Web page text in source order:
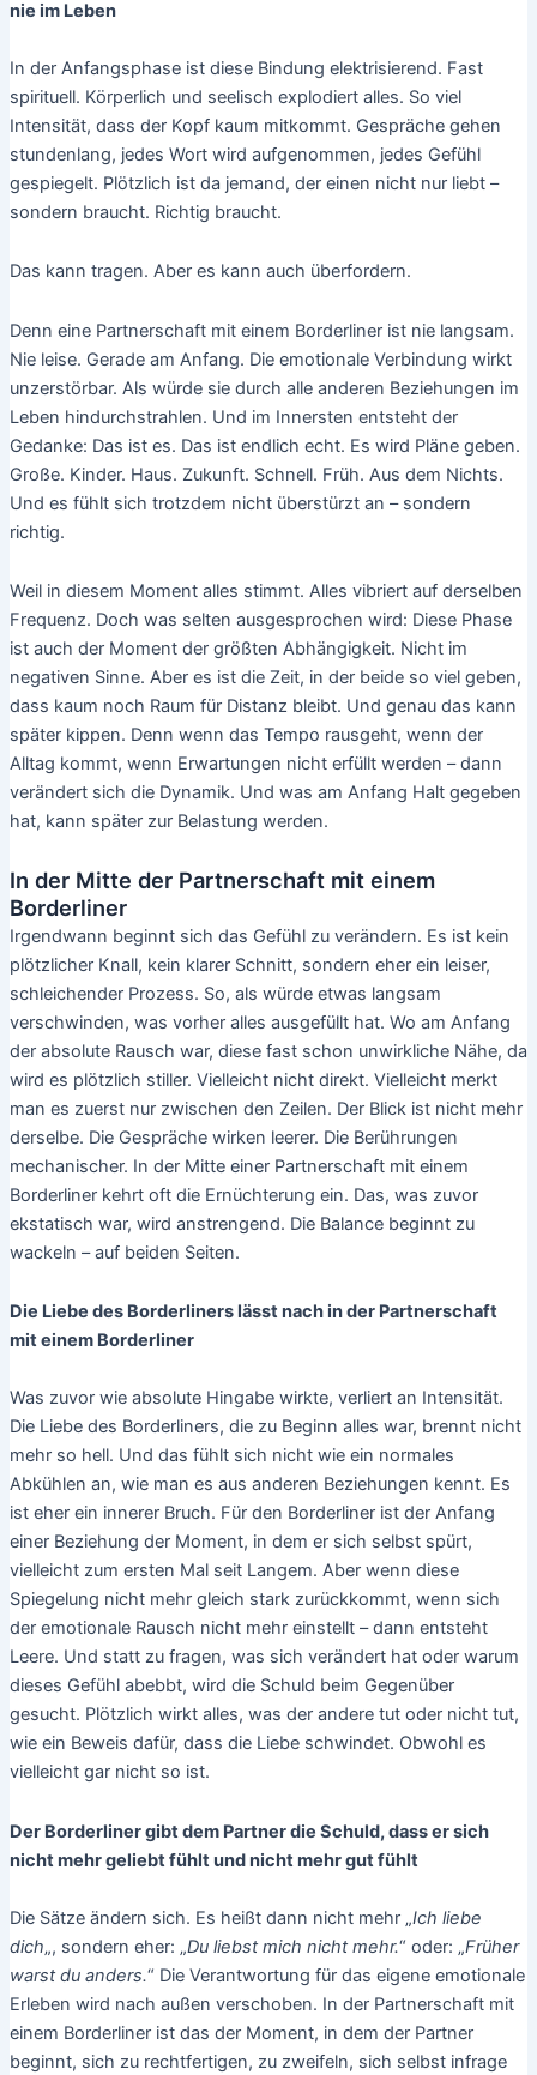
nie im Leben
In der Anfangsphase ist diese Bindung elektrisierend. Fast
spirituell. Körperlich und seelisch explodiert alles. So viel
Intensität, dass der Kopf kaum mitkommt. Gespräche gehen
stundenlang, jedes Wort wird aufgenommen, jedes Gefühl
gespiegelt. Plötzlich ist da jemand, der einen nicht nur liebt –
sondern braucht. Richtig braucht.
Das kann tragen. Aber es kann auch überfordern.
Denn eine Partnerschaft mit einem Borderliner ist nie langsam.
Nie leise. Gerade am Anfang. Die emotionale Verbindung wirkt
unzerstörbar. Als würde sie durch alle anderen Beziehungen im
Leben hindurchstrahlen. Und im Innersten entsteht der
Gedanke: Das ist es. Das ist endlich echt. Es wird Pläne geben.
Große. Kinder. Haus. Zukunft. Schnell. Früh. Aus dem Nichts.
Und es fühlt sich trotzdem nicht überstürzt an – sondern
richtig.
Weil in diesem Moment alles stimmt. Alles vibriert auf derselben
Frequenz. Doch was selten ausgesprochen wird: Diese Phase
ist auch der Moment der größten Abhängigkeit. Nicht im
negativen Sinne. Aber es ist die Zeit, in der beide so viel geben,
dass kaum noch Raum für Distanz bleibt. Und genau das kann
später kippen. Denn wenn das Tempo rausgeht, wenn der
Alltag kommt, wenn Erwartungen nicht erfüllt werden – dann
verändert sich die Dynamik. Und was am Anfang Halt gegeben
hat, kann später zur Belastung werden.
In der Mitte der Partnerschaft mit einem
Borderliner
Irgendwann beginnt sich das Gefühl zu verändern. Es ist kein
plötzlicher Knall, kein klarer Schnitt, sondern eher ein leiser,
schleichender Prozess. So, als würde etwas langsam
verschwinden, was vorher alles ausgefüllt hat. Wo am Anfang
der absolute Rausch war, diese fast schon unwirkliche Nähe, da
wird es plötzlich stiller. Vielleicht nicht direkt. Vielleicht merkt
man es zuerst nur zwischen den Zeilen. Der Blick ist nicht mehr
derselbe. Die Gespräche wirken leerer. Die Berührungen
mechanischer. In der Mitte einer Partnerschaft mit einem
Borderliner kehrt oft die Ernüchterung ein. Das, was zuvor
ekstatisch war, wird anstrengend. Die Balance beginnt zu
wackeln – auf beiden Seiten.
Die Liebe des Borderliners lässt nach in der Partnerschaft
mit einem Borderliner
Was zuvor wie absolute Hingabe wirkte, verliert an Intensität.
Die Liebe des Borderliners, die zu Beginn alles war, brennt nicht
mehr so hell. Und das fühlt sich nicht wie ein normales
Abkühlen an, wie man es aus anderen Beziehungen kennt. Es
ist eher ein innerer Bruch. Für den Borderliner ist der Anfang
einer Beziehung der Moment, in dem er sich selbst spürt,
vielleicht zum ersten Mal seit Langem. Aber wenn diese
Spiegelung nicht mehr gleich stark zurückkommt, wenn sich
der emotionale Rausch nicht mehr einstellt – dann entsteht
Leere. Und statt zu fragen, was sich verändert hat oder warum
dieses Gefühl abebbt, wird die Schuld beim Gegenüber
gesucht. Plötzlich wirkt alles, was der andere tut oder nicht tut,
wie ein Beweis dafür, dass die Liebe schwindet. Obwohl es
vielleicht gar nicht so ist.
Der Borderliner gibt dem Partner die Schuld, dass er sich
nicht mehr geliebt fühlt und nicht mehr gut fühlt
Die Sätze ändern sich. Es heißt dann nicht mehr „Ich liebe
dich„, sondern eher: „Du liebst mich nicht mehr.“ oder: „Früher
warst du anders.“ Die Verantwortung für das eigene emotionale
Erleben wird nach außen verschoben. In der Partnerschaft mit
einem Borderliner ist das der Moment, in dem der Partner
beginnt, sich zu rechtfertigen, zu zweifeln, sich selbst infrage